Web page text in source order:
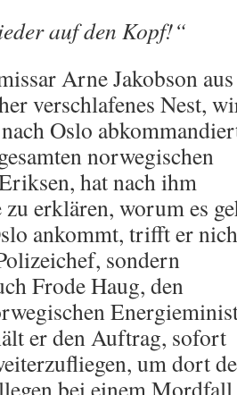
auf den Kopf!“
Arne Jakobson aus
verschlafenes Nest,
Oslo
norwegischen
hat nach ihm
erklären, worum es
ankommt, trifft er
sondern
Frode Haug, den
er den Auftrag, sofort
um dort
bei einem